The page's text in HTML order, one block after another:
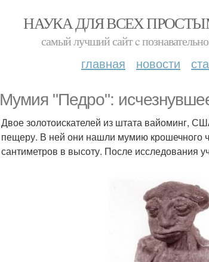
НАУКА ДЛЯ ВСЕХ
самый лучший сайт c
главная новости
Мумия "Педро":
Двое золотоискателей из штата вайоминг,
пещеру. В ней они нашли мумию крошечного
сантиметров в высоту. После исследования